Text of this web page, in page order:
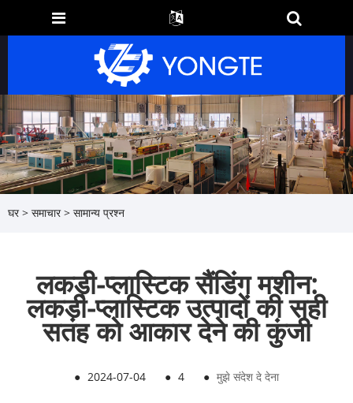
घर > समाचार> सामान्य प्रश्न
लकड़ी-प्लास्टिक सैंडिंग मशीन:
लकड़ी-प्लास्टिक उत्पादों की सही
सतह को आकार देने की कुंजी
● 2024-07-04 ● 4 ● मुझे संदेश दे देना